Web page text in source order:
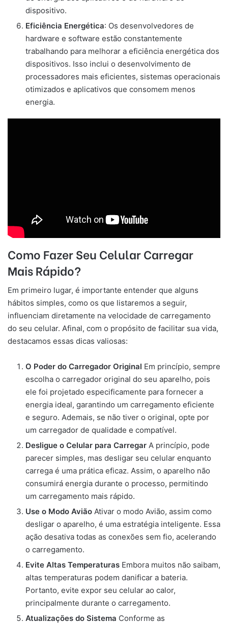
dispositivo.
Eficiência Energética: Os desenvolvedores de
hardware e software estão constantemente
trabalhando para melhorar a eficiência energética dos
dispositivos. Isso inclui o desenvolvimento de
processadores mais eficientes, sistemas operacionais
otimizados e aplicativos que consomem menos
energia.
Como Fazer Seu Celular Carregar
Mais Rápido?
Em primeiro lugar, é importante entender que alguns
hábitos simples, como os que listaremos a seguir,
influenciam diretamente na velocidade de carregamento
do seu celular. Afinal, com o propósito de facilitar sua vida,
destacamos essas dicas valiosas:
O Poder do Carregador Original Em princípio, sempre
escolha o carregador original do seu aparelho, pois
ele foi projetado especificamente para fornecer a
energia ideal, garantindo um carregamento eficiente
e seguro. Ademais, se não tiver o original, opte por
um carregador de qualidade e compatível.
Desligue o Celular para Carregar A princípio, pode
parecer simples, mas desligar seu celular enquanto
carrega é uma prática eficaz. Assim, o aparelho não
consumirá energia durante o processo, permitindo
um carregamento mais rápido.
Use o Modo Avião Ativar o modo Avião, assim como
desligar o aparelho, é uma estratégia inteligente. Essa
ação desativa todas as conexões sem fio, acelerando
o carregamento.
Evite Altas Temperaturas Embora muitos não saibam,
altas temperaturas podem danificar a bateria.
Portanto, evite expor seu celular ao calor,
principalmente durante o carregamento.
Atualizações do Sistema Conforme as